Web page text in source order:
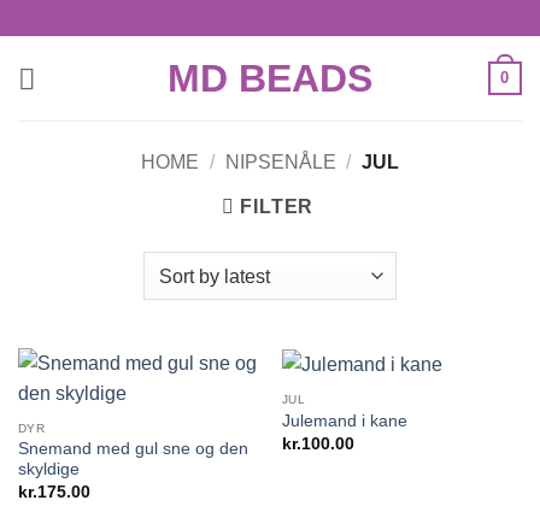
content
MD BEADS 0
HOME / NIPSENÅLE / JUL
FILTER
DYR
Snemand med gul sne og den
skyldige
kr.175.00
JUL
Julemand i kane
kr.100.00